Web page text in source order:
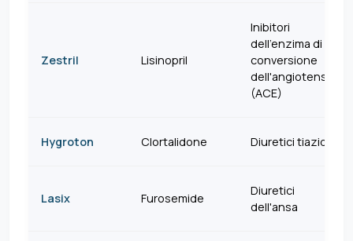
Zestril Lisinopril
Inibitori
dell'enzima di
conversione
dell'angiotensina
(ACE)
Hygroton Clortalidone Diuretici tiazidici
Lasix Furosemide
Diuretici
dell'ansa